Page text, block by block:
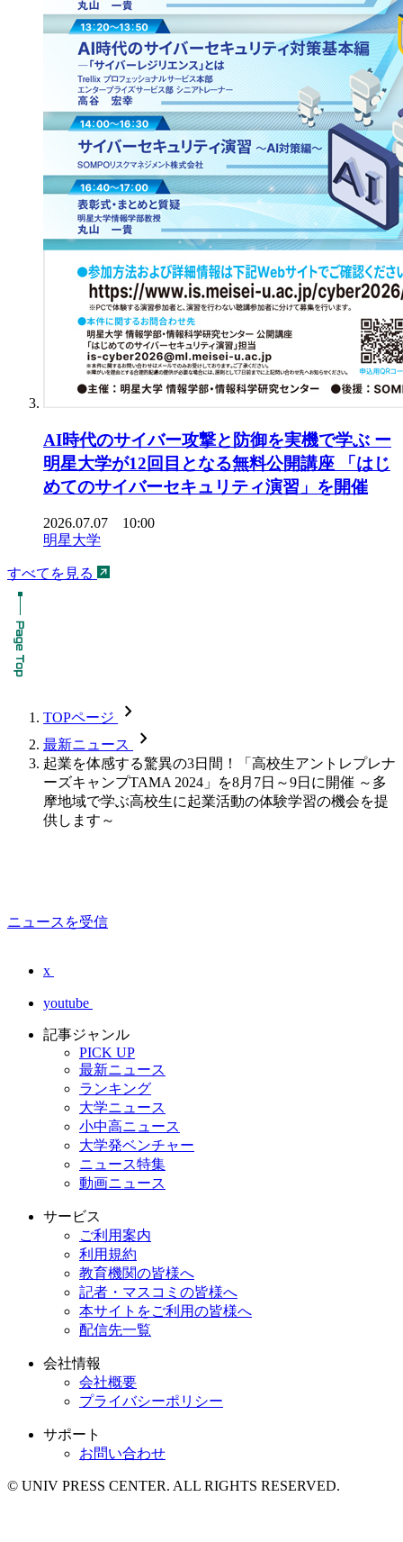
AI時代のサイバー攻撃と防御を実機で学ぶ ー
明星大学が12回目となる無料公開講座 「はじ
めてのサイバーセキュリティ演習」を開催
2026.07.07 10:00
明星大学
すべてを見る
TOPページ chevron_forward
最新ニュース chevron_forward
起業を体感する驚異の3日間！「高校生アントレプレナ
ーズキャンプTAMA 2024」を8月7日～9日に開催 ～多
摩地域で学ぶ高校生に起業活動の体験学習の機会を提
供します～
ニュースを受信
x
youtube
記事ジャンル
PICK UP
最新ニュース
ランキング
大学ニュース
小中高ニュース
大学発ベンチャー
ニュース特集
動画ニュース
サービス
ご利用案内
利用規約
教育機関の皆様へ
記者・マスコミの皆様へ
本サイトをご利用の皆様へ
配信先一覧
会社情報
会社概要
プライバシーポリシー
サポート
お問い合わせ
© UNIV PRESS CENTER. ALL RIGHTS RESERVED.